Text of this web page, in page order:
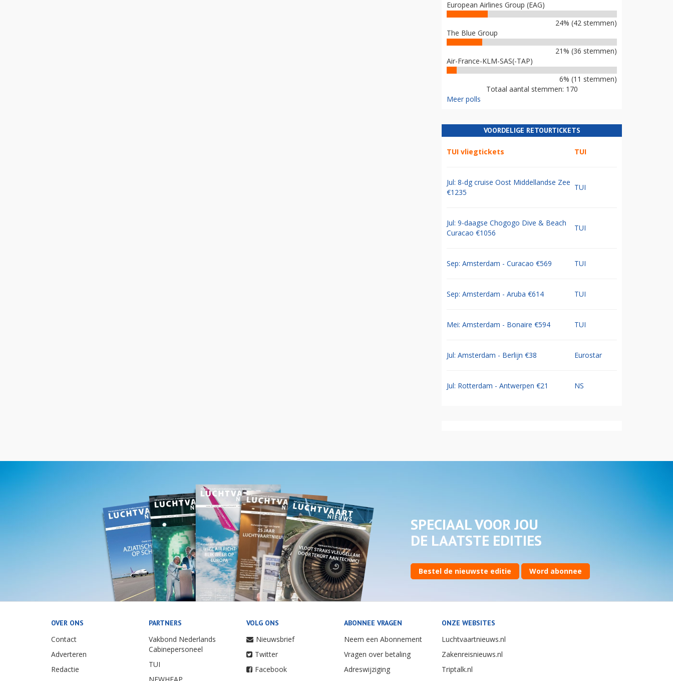
European Airlines Group (EAG)
24% (42 stemmen)
The Blue Group
21% (36 stemmen)
Air-France-KLM-SAS(-TAP)
6% (11 stemmen)
Totaal aantal stemmen: 170
Meer polls
VOORDELIGE RETOURTICKETS
TUI vliegtickets TUI
Jul: 8-dg cruise Oost Middellandse Zee
€1235
TUI
Jul: 9-daagse Chogogo Dive & Beach
Curacao €1056
TUI
Sep: Amsterdam - Curacao €569 TUI
Sep: Amsterdam - Aruba €614 TUI
Mei: Amsterdam - Bonaire €594 TUI
Jul: Amsterdam - Berlijn €38 Eurostar
Jul: Rotterdam - Antwerpen €21 NS
SPECIAAL VOOR JOU
DE LAATSTE EDITIES
Bestel de nieuwste editie Word abonnee
OVER ONS
Contact
Adverteren
Redactie
PARTNERS
Vakbond Nederlands
Cabinepersoneel
TUI
NEWHEAP
VOLG ONS
Nieuwsbrief
Twitter
Facebook
ABONNEE VRAGEN
Neem een Abonnement
Vragen over betaling
Adreswijziging
ONZE WEBSITES
Luchtvaartnieuws.nl
Zakenreisnieuws.nl
Triptalk.nl